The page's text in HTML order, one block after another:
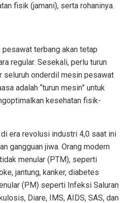
fisik (jamani), serta rohaninya.
terbang akan tetap
regular. Sesekali, perlu turun
seluruh onderdil mesin pesawat
adalah “turun mesin” untuk
kesehatan fisik-
era revolusi industri 4,0 saat ini
gangguan jiwa. Orang modern
menular (PTM), seperti
jantung, kanker, diabetes
(PM) seperti Infeksi Saluran
Diare, IMS, AIDS, SAS, dan